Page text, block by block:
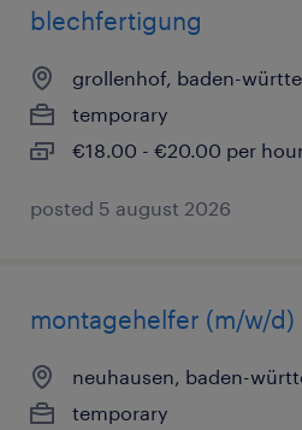
blechfertigung
grollenhof, baden-
temporary
€18.00 - €20.00 per
posted 5 august 2026
montagehelfer (m/w/d)
neuhausen, baden-
temporary